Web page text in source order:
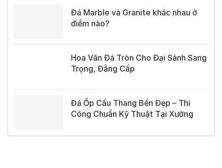
Đá Marble và Granite khác nhau ở
điểm nào?
Hoa Văn Đá Tròn Cho Đại Sảnh Sang
Trọng, Đẳng Cấp
Đá Ốp Cầu Thang Bền Đẹp – Thi
Công Chuẩn Kỹ Thuật Tại Xưởng